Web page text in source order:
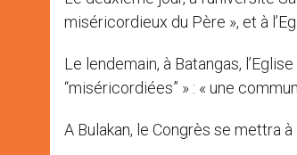
miséricordieux du Père », et à
Le lendemain, à Batangas,
“miséricordiées” » : « une
A Bulakan, le Congrès se mettra